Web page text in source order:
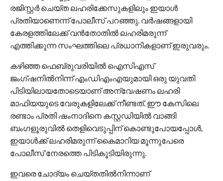
രജിസ്റ്റർ ചെയ്ത ലഹരിക്കേസുകളിലും ഇയാൾ
പ്രതിയാണെന്ന് പോലീസ് പറഞ്ഞു. വർഷങ്ങളായി
കേരളത്തിലേക്ക് വൻതോതിൽ ലഹരിമരുന്ന്
എത്തിക്കുന്ന സംഘത്തിലെ പ്രധാനികളാണ് ഇരുവരും.
കഴിഞ്ഞ ഫെബ്രുവരിയിൽ ഐസിഎസ്
ജംഗ്ഷനിൽനിന്ന് എംഡിഎംഎയുമായി ഒരു യുവതി
പിടിയിലായതോടെയാണ് അന്വേഷണം ലഹരി
മാഫിയയുടെ വേരുകളിലേക്ക് നീണ്ടത്. ഈ കേസിലെ
രണ്ടാം പ്രതി ഷംനാദിനെ കസ്റ്റഡിയിൽ വാങ്ങി
ബംഗളൂരുവിൽ തെളിവെടുപ്പിന് കൊണ്ടുപോയപ്പോൾ,
ഇയാൾക്ക് ലഹരിമരുന്ന് കൈമാറിയ മൂന്നുപേരെ
പോലീസ് നേരത്തെ പിടികൂടിയിരുന്നു.
ഇവരെ ചോദ്യം ചെയ്തതിൽനിന്നാണ്